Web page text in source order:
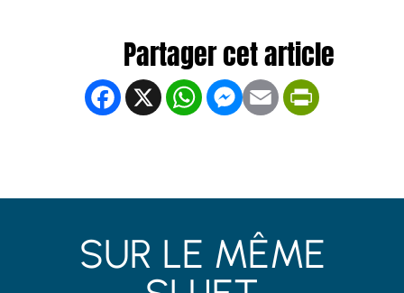
Facebook
X WhatsApp
Messenger
Email
SUR LE MÊME